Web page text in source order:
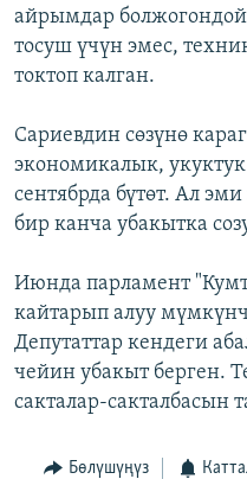
ЫҢГАЙСЫЗ СУРООЛОР
айрымдар
тосуш үчүн эмес,
токтоп калган.
Сариевдин сөзүнө
экономикалык,
сентябрда бүтөт. Ал
бир канча убакытка
Июнда парламент
кайтарып алуу
Депутаттар кендеги
чейин убакыт берген.
сакталар-сакталбасын
Бөлүшүңүз